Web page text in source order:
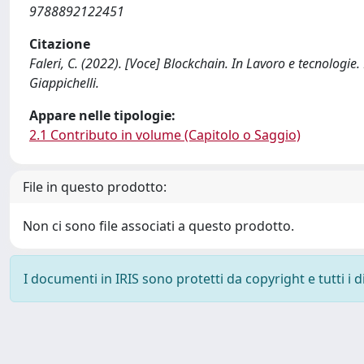
9788892122451
Citazione
Faleri, C. (2022). [Voce] Blockchain. In Lavoro e
Giappichelli.
Appare nelle tipologie:
2.1 Contributo in volume (Capitolo o Saggio)
File in questo prodotto:
Non ci sono file associati a questo prodotto.
I documenti in IRIS sono protetti da copyright e tutti i